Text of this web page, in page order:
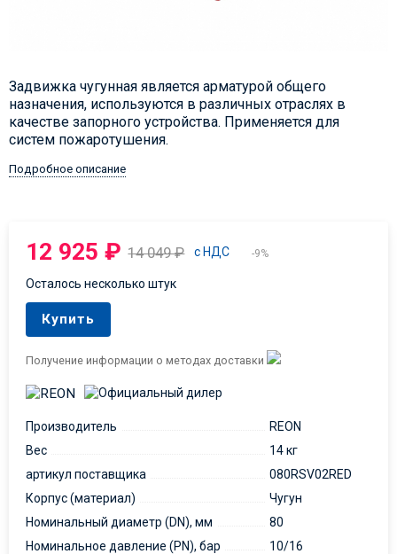
Задвижка чугунная является арматурой общего
назначения, используются в различных отраслях в
качестве запорного устройства. Применяется для
систем пожаротушения.
Подробное описание
12 925₽ 14 049₽ с НДС -9%
Осталось несколько штук
Купить
Получение информации о методах доставки
Производитель
REON
Вес
14 кг
артикул поставщика
080RSV02RED
Корпус (материал)
Чугун
Номинальный диаметр (DN), мм
80
Номинальное давление (PN), бар
10/16